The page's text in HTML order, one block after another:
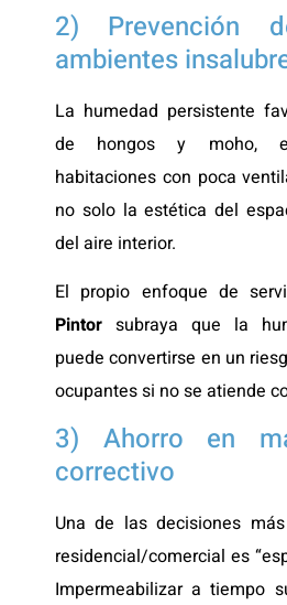
2) Prevención
ambientes
La humedad persistente
de hongos y moho,
habitaciones con poca
no solo la estética del
del aire interior.
El propio enfoque de
Pintor subraya que la
puede convertirse en un
ocupantes si no se atiende
3) Ahorro en
correctivo
Una de las decisiones
residencial/comercial es
Impermeabilizar a tiempo